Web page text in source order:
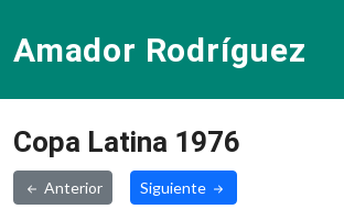
Amador Rodríguez
Copa Latina 1976
Anterior Siguiente